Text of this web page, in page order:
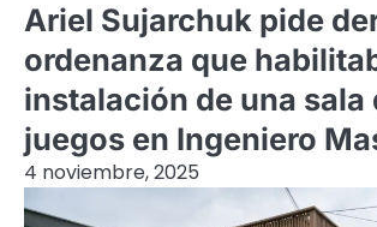
Ariel Sujarchuk pide
ordenanza que
instalación de una sala
juegos en Ingeniero
4 noviembre, 2025